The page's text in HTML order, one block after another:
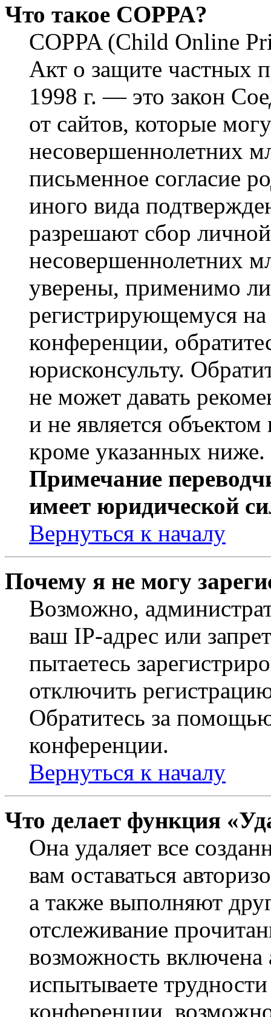
Что такое COPPA?
COPPA (Child Online
Акт о защите частных
1998 г. — это закон
от сайтов, которые
несовершеннолетних
письменное согласие
иного вида
разрешают сбор
несовершеннолетних
уверены, применимо
регистрирующемуся
конференции,
юрисконсульту.
не может давать
и не является
кроме указанных ниже.
Примечание
имеет юридической
Вернуться к началу
Почему я не могу
Возможно,
ваш IP-адрес или
пытаетесь
отключить
Обратитесь за
конференции.
Вернуться к началу
Что делает функция
Она удаляет все
вам оставаться
а также выполняют
отслеживание
возможность
испытываете
конференции,